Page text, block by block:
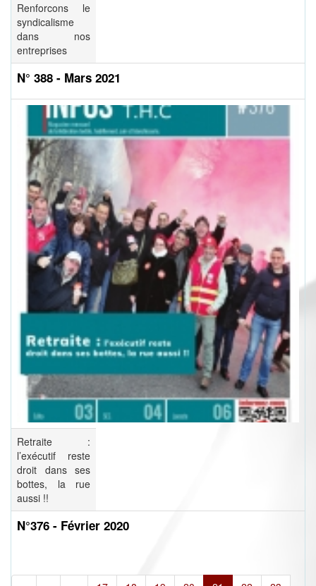
Renforcons le
syndicalisme
dans nos
entreprises
N° 388 - Mars 2021
Retraite :
l’exécutif reste
droit dans ses
bottes, la rue
aussi !!
N°376 - Février 2020